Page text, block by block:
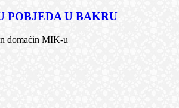
POBJEDA U BAKRU
domaćin MIK-u